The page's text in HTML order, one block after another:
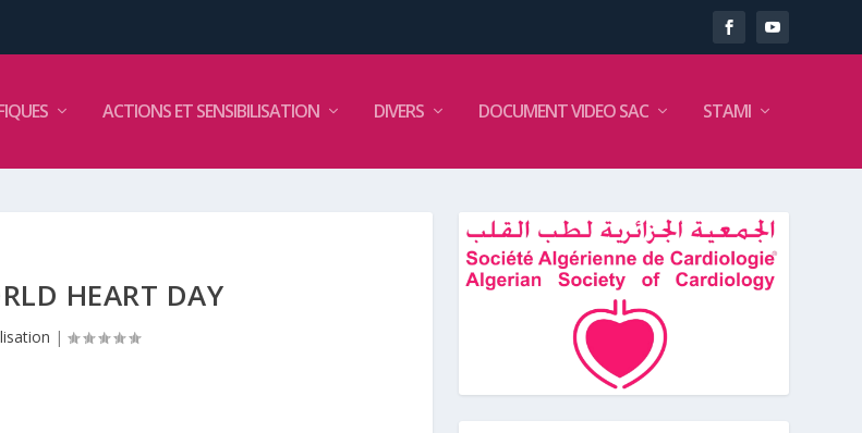
ACTIONS ET SENSIBILISATION DIVERS DOCUMENT VIDEO SAC STAMI
HEART DAY
|